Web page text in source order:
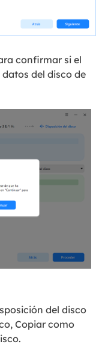
confirmar si el
del disco de
del disco
Copiar como